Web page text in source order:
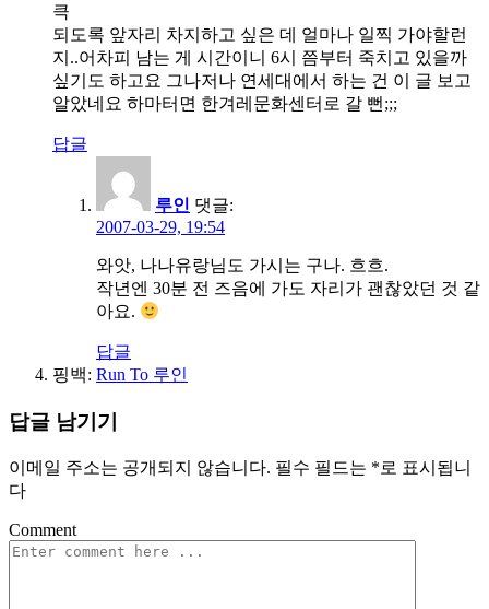
큭
되도록 앞자리 차지하고 싶은 데 얼마나 일찍 가야할런
지..어차피 남는 게 시간이니 6시 쯤부터 죽치고 있을까
싶기도 하고요 그나저나 연세대에서 하는 건 이 글 보고
알았네요 하마터면 한겨레문화센터로 갈 뻔;;;
답글
루인 댓글:
2007-03-29, 19:54
와앗, 나나유랑님도 가시는 구나. 흐흐.
작년엔 30분 전 즈음에 가도 자리가 괜찮았던 것 같
아요.
답글
핑백: Run To 루인
답글 남기기
이메일 주소는 공개되지 않습니다. 필수 필드는 *로 표시됩니
다
Comment